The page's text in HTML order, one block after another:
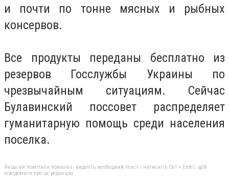
и почти по тонне мясных и рыбных
консервов.
Все продукты переданы бесплатно из
резервов Госслужбы Украины по
чрезвычайным ситуациям. Сейчас
Булавинский поссовет распределяет
гуманитарную помощь среди населения
поселка.
Якщо ви помітили помилку, виділіть необхідний текст і натисніть Ctrl + Enter, щоб
повідомити про це редакцію